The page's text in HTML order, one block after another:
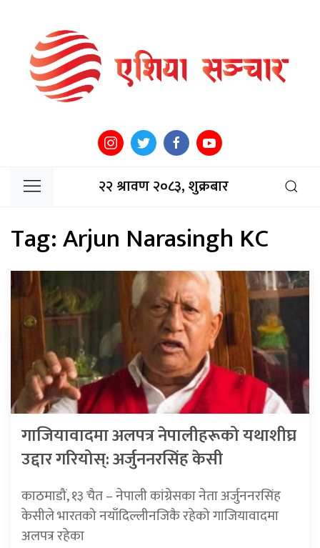
२२ श्रावण २०८३, शुक्रबार
Tag:Arjun Narasingh KC
गाजियावादमा अलपत्र नेपालीहरूको यथाशीघ्र
उद्दार गरियोस्: अर्जुननरसिंह केसी
काठमाडौं, १३ चैत – नेपाली कांग्रेसका नेता अर्जुननरसिंह
केसीले भारतको नयाँदिल्लीनजिकै रहेको गाजियावादमा
अलपत्र रहेका